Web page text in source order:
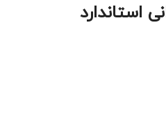
استاندارد